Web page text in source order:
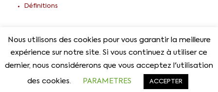
Définitions
© 2026 Adaptel Tous droits réservés –CGU
Nous utilisons des cookies pour vous garantir la meilleure
expérience sur notre site. Si vous continuez à utiliser ce
dernier, nous considérerons que vous acceptez l'utilisation
des cookies. PARAMETRES ACCEPTER